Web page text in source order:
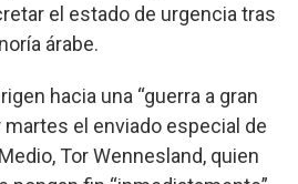
el estado de urgencia tras
árabe.
hacia una “guerra a gran
martes el enviado especial de
Tor Wennesland, quien